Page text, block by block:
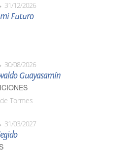
31/12/2026
Futuro
30/08/2026
Guayasamín
Tormes
31/03/2027